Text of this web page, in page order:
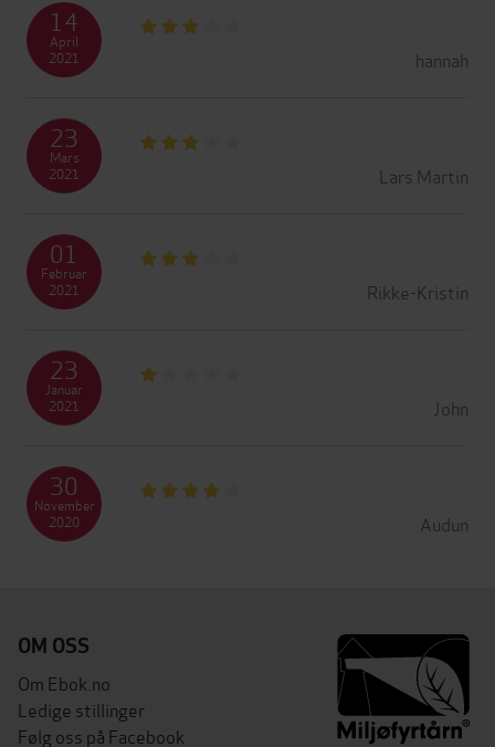
hannah
14
April
2021
Lars Martin
23
Mars
2021
Rikke-Kristin
01
Februar
2021
John
23
Januar
2021
Audun
30
November
2020
OM OSS
Om Ebok.no
Ledige stillinger
Følg oss på Facebook